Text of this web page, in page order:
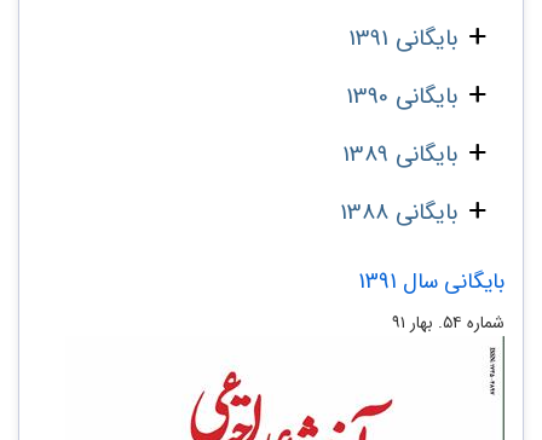
بایگانی 1391
بایگانی 1390
بایگانی 1389
بایگانی 1388
بایگانی سال 1391
شماره‌ ۵۴. بهار ۹۱